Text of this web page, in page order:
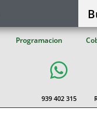
Programacion
939 402 315